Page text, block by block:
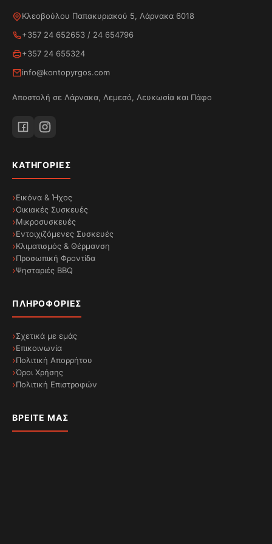
Κλεοβούλου Παπακυριακού 5, Λάρνακα 6018
+357 24 652653 / 24 654796
+357 24 655324
info@kontopyrgos.com
Αποστολή σε Λάρνακα, Λεμεσό, Λευκωσία και Πάφο
ΚΑΤΗΓΟΡΊΕΣ
Εικόνα & Ήχος
Οικιακές Συσκευές
Μικροσυσκευές
Εντοιχιζόμενες Συσκευές
Κλιματισμός & Θέρμανση
Προσωπική Φροντίδα
Ψησταριές BBQ
ΠΛΗΡΟΦΟΡΊΕΣ
Σχετικά με εμάς
Επικοινωνία
Πολιτική Απορρήτου
Όροι Χρήσης
Πολιτική Επιστροφών
ΒΡΕΊΤΕ ΜΑΣ